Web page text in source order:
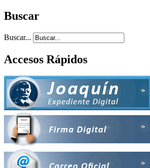
Buscar
Buscar...
Accesos Rápidos